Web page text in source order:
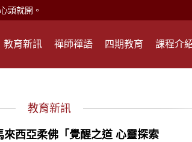
在？
業；正面積極樂觀，就是生活禪。
教育新訊 禪師禪語 四期教育 課程介
教育新訊
來西亞柔佛「覺醒之道 心靈探索